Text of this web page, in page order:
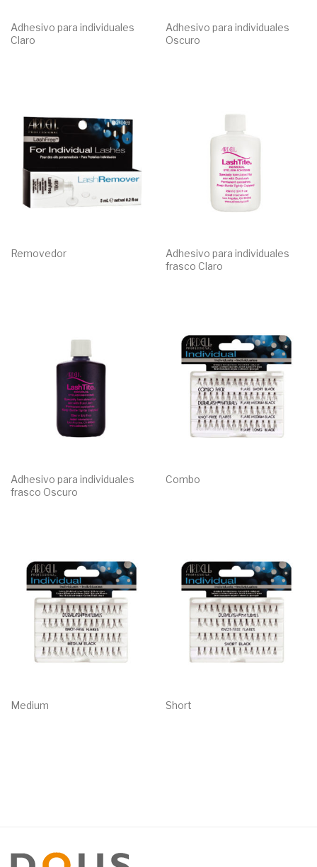
Adhesivo para individuales
Claro
Adhesivo para individuales
Oscuro
Removedor
Adhesivo para individuales
frasco Claro
Adhesivo para individuales
frasco Oscuro
Combo
Medium Short